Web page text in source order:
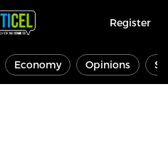
Register
Economy Opinions